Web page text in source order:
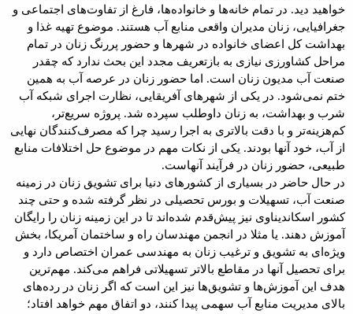
خواهید دید. در تمام خانه‌ها و خانواده‌ها، فارغ از تفاوت‌های اجتماعی و
جغرافیایی، زنان مدیران واقعی منابع آب هستند. موضوع تهیه غذا و
بهداشت کل اعضای خانواده در شهرها و حضور پررنگ زنان در تمام
مراحل کشاورزی نیازی به بازتعریف مجدد این بحث ندارد که چقدر
صنعت آب مدیون زنان است. اما حضور زنان در عرصه آب به همین
ختم نمی‌شود. در یکی از شهرهای آفریقایی، نظارت اجرای شبکه آب
شرب و بهداشت، به زنان داوطلب سپرده شد. پروژه سریع‌تر،
کم‌هزینه‌تر و با دقت بالاتری به اجرا رسید چرا که مصرف‌کنندگان نهایی
از آب، خود آنها بودند. یکی از نکات مهم در موضوع حل اختلافات منابع
طبیعی، حضور زنان در فرآیند آنهاست.
در حال حاضر در بسیاری از کشورهای دنیا برای تشویق زنان در زمینه
صنعت آب، تسهیلات و بورس تحصیلی در نظر گرفته شده و حتی چند
کشور اسکاندیناوی نیز پیش‌قدم شده‌اند تا در این زمینه زنان را رایگان
آموزش دهند. یا مثلا در انجمن مهندسان راه و ساختمان آمریکا، بخش
ویژه‌ای به تشویق و ترغیب زنان به مهندسی عمران اختصاص دارد و
برای تحصیل آنها در مقاطع بالاتر تسهیلاتی فراهم می‌کند. مهم‌ترین
هدف این آموزش‌ها و تشویق‌ها نیز این است که اگر زنان در رده‌های
بالای مدیریت منابع آب سهمی پیدا کنند، دو اتفاق مهم خواهد افتاد؛